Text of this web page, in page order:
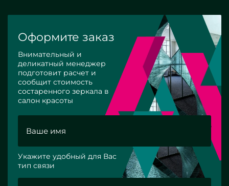
Оформите заказ
Внимательный и
деликатный менеджер
подготовит расчет и
сообщит стоимость
состаренного зеркала в
салон красоты
Укажите удобный для Вас
тип связи